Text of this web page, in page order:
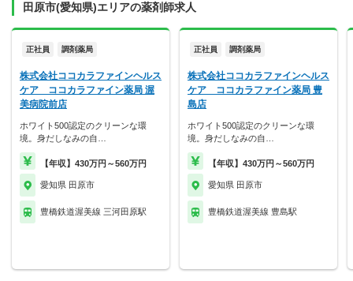
田原市(愛知県)エリアの薬剤師求人
正社員 調剤薬局
株式会社ココカラファインヘルス
ケア ココカラファイン薬局 渥
美病院前店
ホワイト500認定のクリーンな環
境。身だしなみの自…
【年収】430万円～560万円
愛知県 田原市
豊橋鉄道渥美線 三河田原駅
正社員 調剤薬局
株式会社ココカラファインヘルス
ケア ココカラファイン薬局 豊
島店
ホワイト500認定のクリーンな環
境。身だしなみの自…
【年収】430万円～560万円
愛知県 田原市
豊橋鉄道渥美線 豊島駅